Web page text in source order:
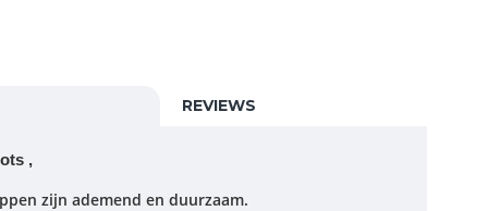
REVIEWS
,
zijn ademend en duurzaam.